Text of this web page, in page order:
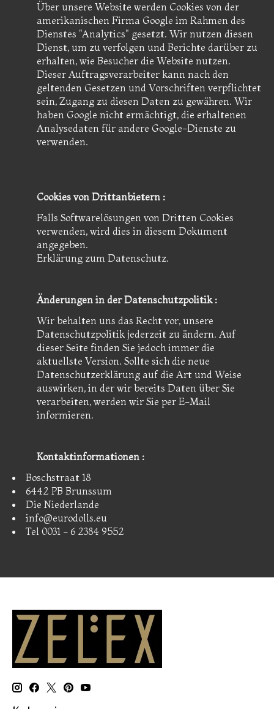
Über unsere Website werden Cookies von der
amerikanischen Firma Google im Rahmen des
Dienstes "Analytics" gesetzt. Wir nutzen diesen
Dienst, um zu verfolgen und Berichte darüber zu
erhalten, wie Besucher die Website nutzen.
Dieser Auftragsverarbeiter kann nach den
geltenden Gesetzen und Vorschriften verpflichtet
sein, Zugang zu diesen Daten zu gewähren. Wir
haben Google nicht ermächtigt, die erhaltenen
Analysedaten für andere Google-Dienste zu
verwenden.
Cookies von Drittanbietern :
Falls Softwarelösungen von Dritten Cookies
verwenden, wird dies in diesem Dokument
angegeben.
Erklärung zum Datenschutz.
Änderungen in der Datenschutzpolitik :
Wir behalten uns das Recht vor, unsere
Datenschutzpolitik jederzeit zu ändern. Auf
dieser Seite finden Sie jedoch immer die
aktuellste Version. Sollte sich die neue
Datenschutzerklärung auf die Art und Weise
auswirken, in der wir bereits Daten über Sie
verarbeiten, werden wir Sie per E-Mail
informieren.
Kontaktinformationen :
Boschstraat 18
6442 PB Brunssum
Die Niederlande
info@eurodolls.eu
Tel 0031 - 6 2384 9552